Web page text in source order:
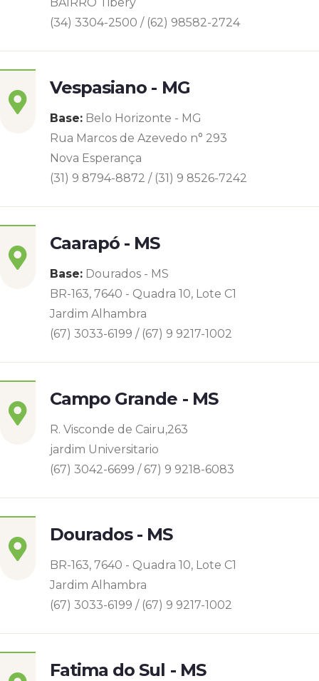
(34) 3304-2500 / (62) 98582-2724
Vespasiano - MG
Base: Belo Horizonte - MG
Rua Marcos de Azevedo n° 293
Nova Esperança
(31) 9 8794-8872 / (31) 9 8526-7242
Caarapó - MS
Base: Dourados - MS
BR-163, 7640 - Quadra 10, Lote C1
Jardim Alhambra
(67) 3033-6199 / (67) 9 9217-1002
Campo Grande - MS
R. Visconde de Cairu,263
jardim Universitario
(67) 3042-6699 / 67) 9 9218-6083
Dourados - MS
BR-163, 7640 - Quadra 10, Lote C1
Jardim Alhambra
(67) 3033-6199 / (67) 9 9217-1002
Fatima do Sul - MS